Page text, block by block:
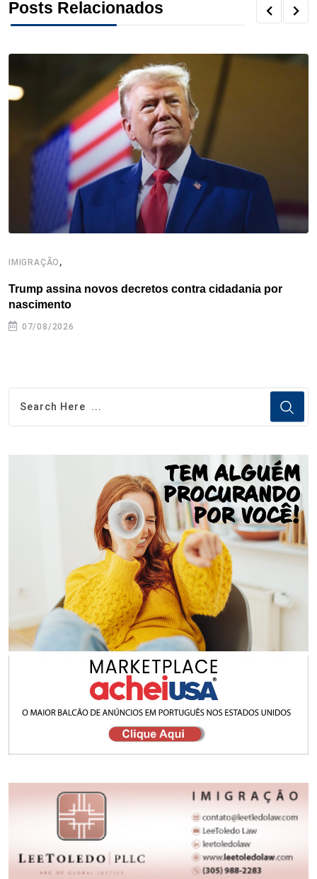
t
Posts Relacionados
IMIGRAÇÃO ,
Trump assina novos decretos contra cidadania por
nascimento
07/08/2026